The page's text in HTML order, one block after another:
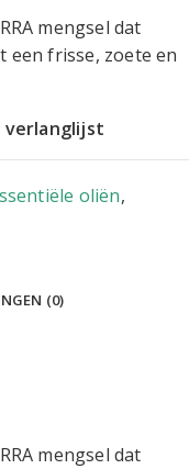
mengsel dat
frisse, zoete en
verlanglijst
oliën,
(0)
mengsel dat